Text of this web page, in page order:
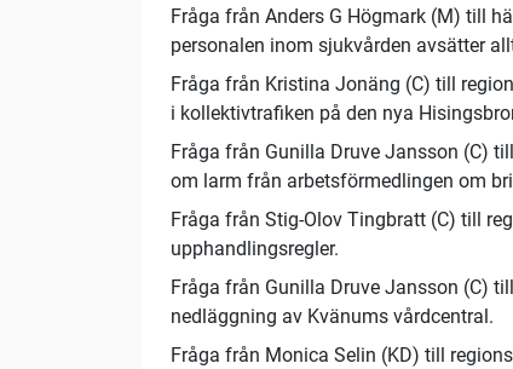
Fråga från Anders G Högmark (M) till
personalen inom sjukvården avsätter
Fråga från Kristina Jonäng (C) till
i kollektivtrafiken på den nya
Fråga från Gunilla Druve Jansson (C)
om larm från arbetsförmedlingen om
Fråga från Stig-Olov Tingbratt (C) till
upphandlingsregler.
Fråga från Gunilla Druve Jansson (C)
nedläggning av Kvänums vårdcentral.
Fråga från Monica Selin (KD) till